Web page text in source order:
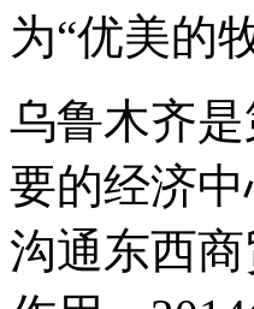
为“优美的
乌鲁木齐
要的经济
沟通东西